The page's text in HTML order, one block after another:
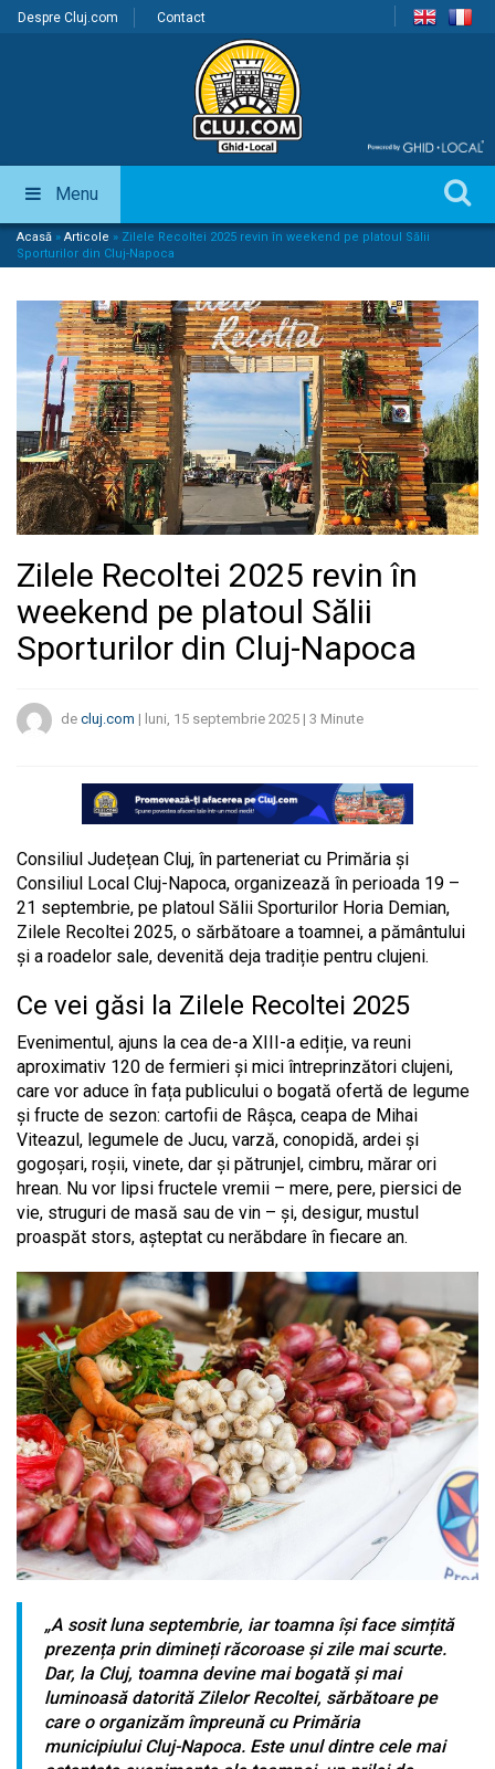
Despre Cluj.com Contact
Menu
Acasă » Articole » Zilele Recoltei 2025 revin în weekend pe platoul Sălii
Sporturilor din Cluj-Napoca
Zilele Recoltei 2025 revin în
weekend pe platoul Sălii
Sporturilor din Cluj-Napoca
de cluj.com | luni, 15 septembrie 2025 | 3 Minute
Consiliul Județean Cluj, în parteneriat cu Primăria și
Consiliul Local Cluj-Napoca, organizează în perioada 19 –
21 septembrie, pe platoul Sălii Sporturilor Horia Demian,
Zilele Recoltei 2025, o sărbătoare a toamnei, a pământului
și a roadelor sale, devenită deja tradiție pentru clujeni.
Ce vei găsi la Zilele Recoltei 2025
Evenimentul, ajuns la cea de-a XIII-a ediție, va reuni
aproximativ 120 de fermieri și mici întreprinzători clujeni,
care vor aduce în fața publicului o bogată ofertă de legume
și fructe de sezon: cartofii de Râșca, ceapa de Mihai
Viteazul, legumele de Jucu, varză, conopidă, ardei și
gogoșari, roșii, vinete, dar și pătrunjel, cimbru, mărar ori
hrean. Nu vor lipsi fructele vremii – mere, pere, piersici de
vie, struguri de masă sau de vin – și, desigur, mustul
proaspăt stors, așteptat cu nerăbdare în fiecare an.
„A sosit luna septembrie, iar toamna își face simțită
prezența prin dimineți răcoroase și zile mai scurte.
Dar, la Cluj, toamna devine mai bogată și mai
luminoasă datorită Zilelor Recoltei, sărbătoare pe
care o organizăm împreună cu Primăria
municipiului Cluj-Napoca. Este unul dintre cele mai